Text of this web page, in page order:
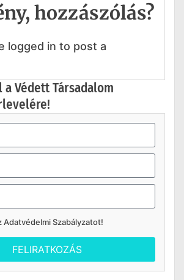
hozzászólás?
logged in to post a
Védett Társadalom
Adatvédelmi Szabályzatot!
FELIRATKOZÁS